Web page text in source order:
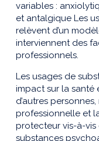
variables :
et antalgique Les
relèvent d’un
interviennent des
professionnels.
Les usages de
impact sur la santé
d’autres
professionnelle et
protecteur vis-à-
substances